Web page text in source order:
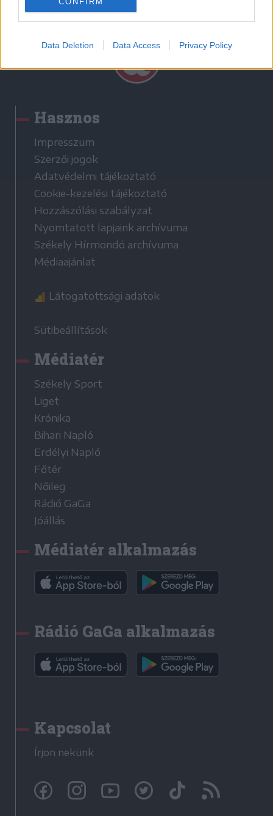
Data Deletion Data Access Privacy Policy
Hasznos
Impresszum
Szerzői jogok
Adatvédelmi tájékoztató
Cookie-kezelési tájékoztató
Hozzászólási szabályzat
Nyomtatott lapjaink archívuma
Székely Hírmondó archívuma
Médiaajánlat
Látogatottsági adatok
Sütibeállítások
Médiatér
Székely Sport
Liget
Krónika
Bihari Napló
Erdélyi Napló
Főtér
Nőileg
Rádió GaGa
Jóállás
Médiatér alkalmazás
Rádió GaGa alkalmazás
Kapcsolat
Írjon nekünk